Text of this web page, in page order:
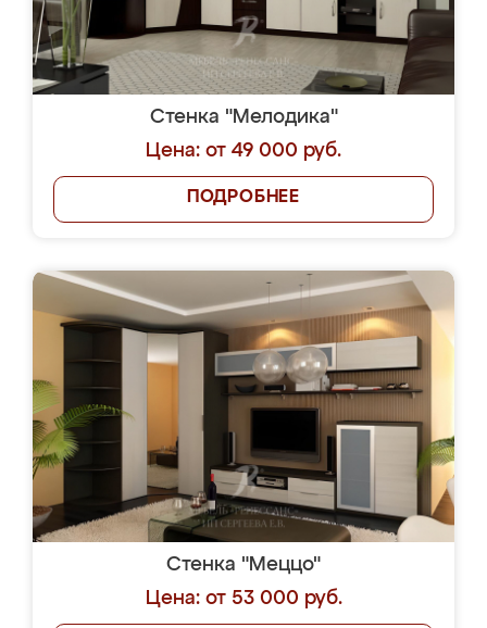
Стенка "Мелодика"
Цена: от 49 000 руб.
ПОДРОБНЕЕ
Стенка "Меццо"
Цена: от 53 000 руб.